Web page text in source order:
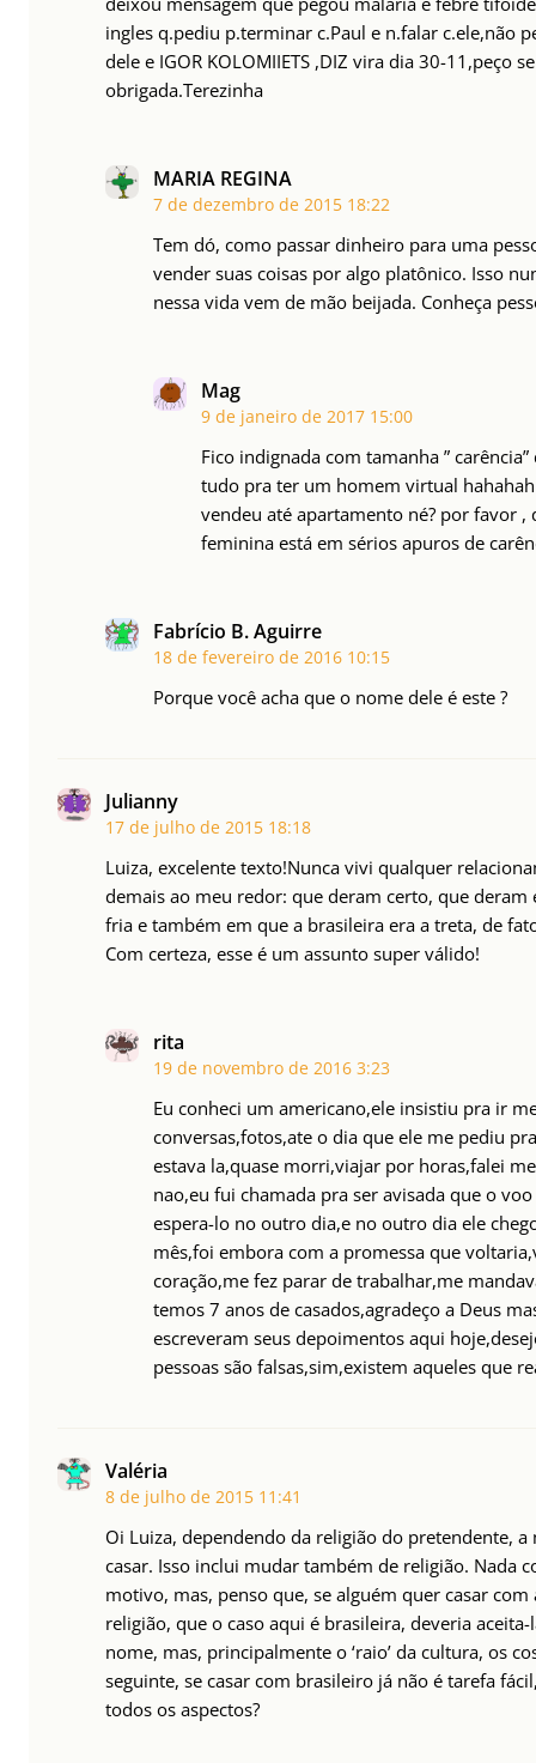
ingles q.pediu p.terminar c.Paul e n.falar c.ele,não
dele e IGOR KOLOMIIETS ,DIZ vira dia 30-11,peço
obrigada.Terezinha
MARIA REGINA
7 de dezembro de 2015 18:22
Tem dó, como passar dinheiro para uma
vender suas coisas por algo platônico. Isso
nessa vida vem de mão beijada. Conheça
Mag
9 de janeiro de 2017 15:00
Fico indignada com tamanha ”
tudo pra ter um homem virtual
vendeu até apartamento né? por favor ,
feminina está em sérios apuros de
Fabrício B. Aguirre
18 de fevereiro de 2016 10:15
Porque você acha que o nome dele é este ?
Julianny
17 de julho de 2015 18:18
Luiza, excelente texto!Nunca vivi qualquer
demais ao meu redor: que deram certo, que
fria e também em que a brasileira era a treta, de
Com certeza, esse é um assunto super válido!
rita
19 de novembro de 2016 3:23
Eu conheci um americano,ele insistiu pra ir
conversas,fotos,ate o dia que ele me pediu
estava la,quase morri,viajar por horas,falei
nao,eu fui chamada pra ser avisada que o
espera-lo no outro dia,e no outro dia ele
mês,foi embora com a promessa que
coração,me fez parar de trabalhar,me
temos 7 anos de casados,agradeço a Deus
escreveram seus depoimentos aqui
pessoas são falsas,sim,existem aqueles que
Valéria
8 de julho de 2015 11:41
Oi Luiza, dependendo da religião do pretendente,
casar. Isso inclui mudar também de religião. Nada
motivo, mas, penso que, se alguém quer casar
religião, que o caso aqui é brasileira, deveria
nome, mas, principalmente o ‘raio’ da cultura, os
seguinte, se casar com brasileiro já não é tarefa
todos os aspectos?